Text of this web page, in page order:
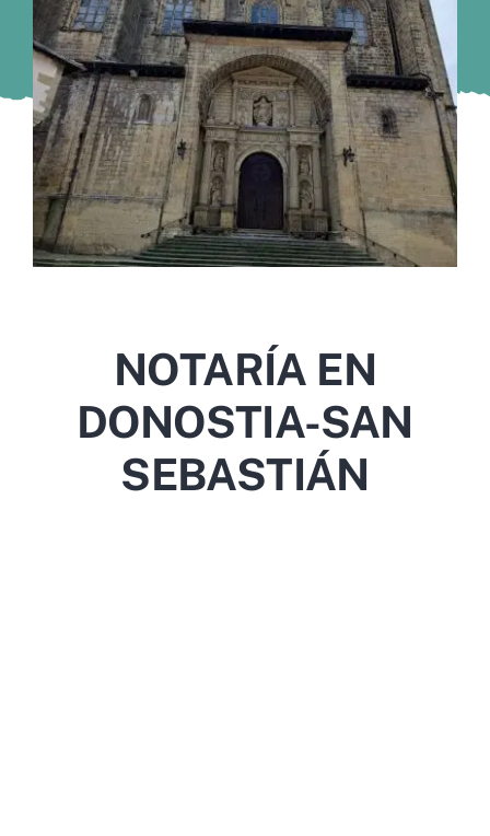
Murcia
Gijón
Vigo
Córdoba
Todas las CCAA
NOTARÍA EN
DONOSTIA-SAN
SEBASTIÁN